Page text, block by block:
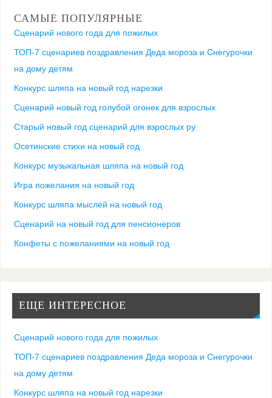
САМЫЕ ПОПУЛЯРНЫЕ
Сценарий нового года для пожилых
ТОП-7 сценариев поздравления Деда мороза и Снегурочки
на дому детям
Конкурс шляпа на новый год нарезки
Сценарий новый год голубой огонек для взрослых
Старый новый год сценарий для взрослых ру
Осетинские стихи на новый год
Конкурс музыкальная шляпа на новый год
Игра пожелания на новый год
Конкурс шляпа мыслей на новый год
Сценарий на новый год для пенсионеров
Конфеты с пожеланиями на новый год
ЕЩЕ ИНТЕРЕСНОЕ
Сценарий нового года для пожилых
ТОП-7 сценариев поздравления Деда мороза и Снегурочки
на дому детям
Конкурс шляпа на новый год нарезки